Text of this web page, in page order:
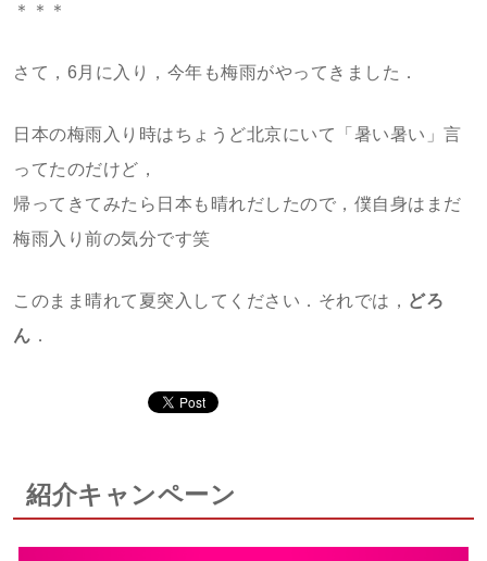
＊＊＊
さて，6月に入り，今年も梅雨がやってきました．
日本の梅雨入り時はちょうど北京にいて「暑い暑い」言
ってたのだけど，
帰ってきてみたら日本も晴れだしたので，僕自身はまだ
梅雨入り前の気分です笑
このまま晴れて夏突入してください．それでは， どろ
ん ．
紹介キャンペーン